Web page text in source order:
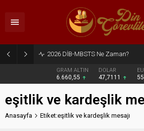
2026 DİB-MBSTS Ne Zaman?
GRAM ALTIN
6.660,55
DOLAR
47,7111
eşitlik ve kardeşlik
Anasayfa Etiket:eşitlik ve kardeşlik mesajı